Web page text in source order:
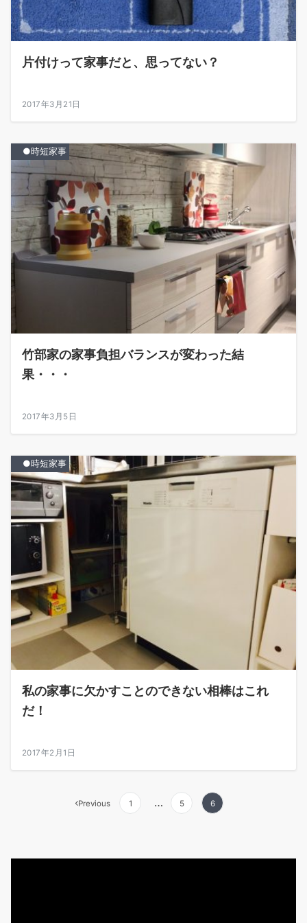
片付けって家事だと、思ってない？
2017年3月21日
●時短家事
竹部家の家事負担バランスが変わった結
果・・・
2017年3月5日
●時短家事
私の家事に欠かすことのできない相棒はこれ
だ！
2017年2月1日
Previous 1 … 5 6